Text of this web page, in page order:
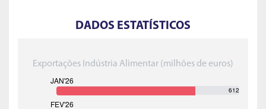
DADOS ESTATÍSTICOS
Exportações Indústria Alimentar (milhões de euros)
612